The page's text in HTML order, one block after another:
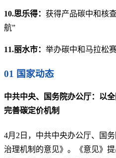
10.思乐得： 获得产品碳中和核
航”
11.丽水市： 举办碳中和马拉松
01 国家动态
中共中央、国务院办公厅：以
完善碳定价机制
4月2日，中共中央办公厅、国
治理机制的意见》。《意见》